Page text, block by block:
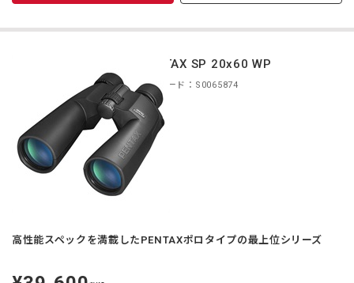
PENTAX SP 20x60 WP
商品コード：S0065874
高性能スペックを満載したPENTAXポロタイプの最上位シリーズ
定